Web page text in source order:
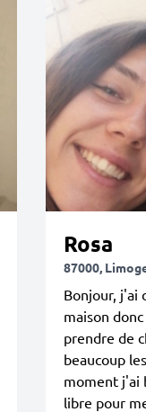
Rosa
87000,
Bonjour, j'ai
maison
prendre de
beaucoup
moment j'ai
libre pour